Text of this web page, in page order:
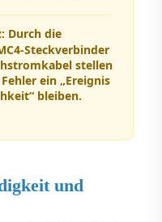
Durch die
Steckverbinder
stellen
ein „Ereignis
bleiben.
und